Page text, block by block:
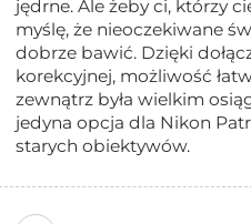
jędrne. Ale żeby ci, którzy
myślę, że nieoczekiwane
dobrze bawić. Dzięki
korekcyjnej, możliwość
zewnątrz była wielkim
jedyna opcja dla Nikon
starych obiektywów.